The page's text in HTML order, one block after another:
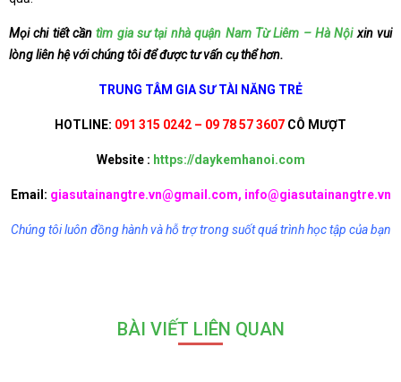
Mọi chi tiết cầntìm gia sư tại nhà quận Nam Từ Liêm – Hà Nộixin vui
lòng liên hệ với chúng tôi để được tư vấn cụ thể hơn.
TRUNG TÂM GIA SƯ TÀI NĂNG TRẺ
HOTLINE: 091 315 0242 – 09 78 57 3607 CÔ MƯỢT
Website : https://daykemhanoi.com
Email: giasutainangtre.vn@gmail.com, info@giasutainangtre.vn
Chúng tôi luôn đồng hành và hỗ trợ trong suốt quá trình học tập của bạn
BÀI VIẾT LIÊN QUAN